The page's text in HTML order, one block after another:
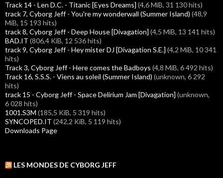
Track 14 - Len D.C. - Titanic [Eyes Dreams] (4,6 MiB, 31 130 hits)
track 7, Cyborg Jeff - You're my wonderwall (Summer Island) (48,9
MiB, 15 193 hits)
track 8, Cyborg Jeff - Deep House [Divagation] (4,5 MiB, 13 141 hits)
BAD.IT (806,4 KiB, 12 536 hits)
track 9, Cyborg Jeff - Hey mister DJ [Divagation S.E.] (4,2 MiB, 10 341
hits)
Track 3, Cyborg Jeff - Here comes the Badboys (4,8 MiB, 6 492 hits)
Track 16, S.S.S. - Viens au soleil (Summer Island) (unknown, 6 292
hits)
track 15 - Cyborg Jeff - Space Delirium Jam [Divagation] (unknown,
6 028 hits)
1001.S3M (185,5 KiB, 5 319 hits)
SYNCOPED.IT (242,2 KiB, 5 119 hits)
Downloads Page
LES MONDES DE CYBORG JEFF